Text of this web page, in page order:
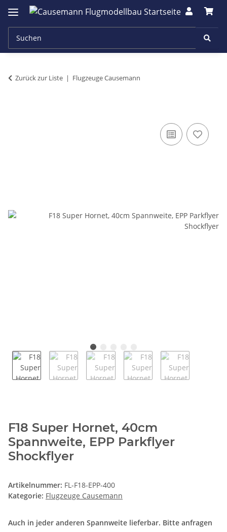
Zurück zur Liste Flugzeuge Causemann
F18 Super Hornet, 40cm
Spannweite, EPP Parkflyer
Shockflyer
Artikelnummer: FL-F18-EPP-400
Kategorie: Flugzeuge Causemann
Auch in jeder anderen Spannweite lieferbar. Bitte anfragen